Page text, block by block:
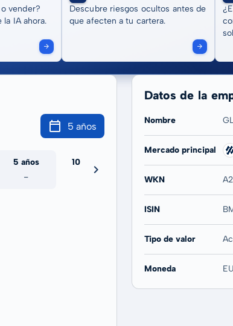
vender?
IA ahora.
Descubre riesgos ocultos antes de
que afecten a tu cartera.
5 años
5 años
-
10 años
-
Datos de la
Nombre
Mercado principal
WKN
ISIN
Tipo de valor
Moneda